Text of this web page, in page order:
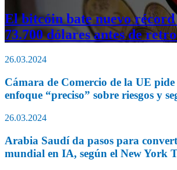
El bitcóin bate nuevo récord
73.700 dólares antes de
26.03.2024
Cámara de Comercio de la UE
enfoque “preciso” sobre riesgos y
26.03.2024
Arabia Saudí da pasos para
mundial en IA, según el New York